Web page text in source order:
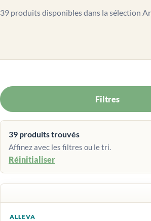
39 produits disponibles dans la sélection
Filtres
39 produits trouvés
Affinez avec les filtres ou le tri.
Réinitialiser
ALLEVA